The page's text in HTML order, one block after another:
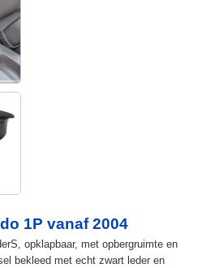
1P vanaf 2004
opklapbaar, met opbergruimte en
bekleed met echt zwart leder en